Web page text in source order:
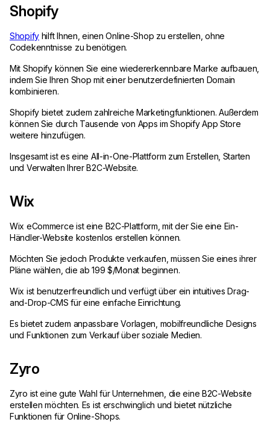
Shopify
Shopify hilft Ihnen, einen Online-Shop zu erstellen, ohne
Codekenntnisse zu benötigen.
Mit Shopify können Sie eine wiedererkennbare Marke aufbauen,
indem Sie Ihren Shop mit einer benutzerdefinierten Domain
kombinieren.
Shopify bietet zudem zahlreiche Marketingfunktionen. Außerdem
können Sie durch Tausende von Apps im Shopify App Store
weitere hinzufügen.
Insgesamt ist es eine All-in-One-Plattform zum Erstellen, Starten
und Verwalten Ihrer B2C-Website.
Wix
Wix eCommerce ist eine B2C-Plattform, mit der Sie eine Ein-
Händler-Website kostenlos erstellen können.
Möchten Sie jedoch Produkte verkaufen, müssen Sie eines ihrer
Pläne wählen, die ab 199 $/Monat beginnen.
Wix ist benutzerfreundlich und verfügt über ein intuitives Drag-
and-Drop-CMS für eine einfache Einrichtung.
Es bietet zudem anpassbare Vorlagen, mobilfreundliche Designs
und Funktionen zum Verkauf über soziale Medien.
Zyro
Zyro ist eine gute Wahl für Unternehmen, die eine B2C-Website
erstellen möchten. Es ist erschwinglich und bietet nützliche
Funktionen für Online-Shops.